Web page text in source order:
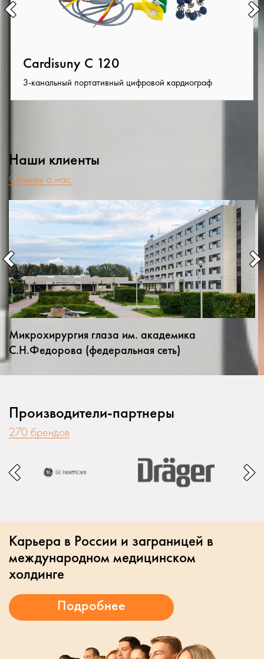
Cardisuny C 120
3-канальный портативный цифровой кардиограф
Наши клиенты
Отзывы о нас
Микрохирургия глаза им. академика
С.Н.Федорова (федеральная сеть)
Производители-партнеры
270 брендов
Карьера в России и заграницей в
международном медицинском
холдинге